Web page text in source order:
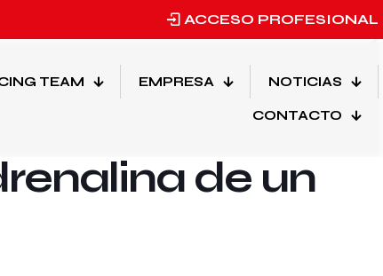
ACCESO PROFESIONAL
TEAM EMPRESA NOTICIAS
CONTACTO
Categorias
Etiquetas
de un